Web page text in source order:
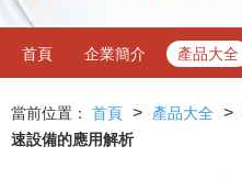
首頁 企業簡介 產品大全
當前位置： 首頁 > 產品大全 >
速設備的應用解析